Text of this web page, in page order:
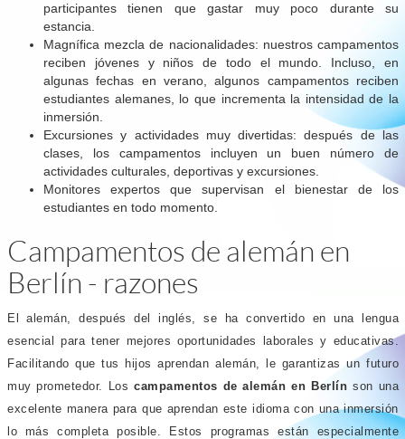
participantes tienen que gastar muy poco durante su
estancia.
Magnífica mezcla de nacionalidades: nuestros campamentos
reciben jóvenes y niños de todo el mundo. Incluso, en
algunas fechas en verano, algunos campamentos reciben
estudiantes alemanes, lo que incrementa la intensidad de la
inmersión.
Excursiones y actividades muy divertidas: después de las
clases, los campamentos incluyen un buen número de
actividades culturales, deportivas y excursiones.
Monitores expertos que supervisan el bienestar de los
estudiantes en todo momento.
Campamentos de alemán en
Berlín - razones
El alemán, después del inglés, se ha convertido en una lengua
esencial para tener mejores oportunidades laborales y educativas.
Facilitando que tus hijos aprendan alemán, le garantizas un futuro
muy prometedor. Loscampamentos de alemán en Berlín son una
excelente manera para que aprendan este idioma con una inmersión
lo más completa posible. Estos programas están especialmente